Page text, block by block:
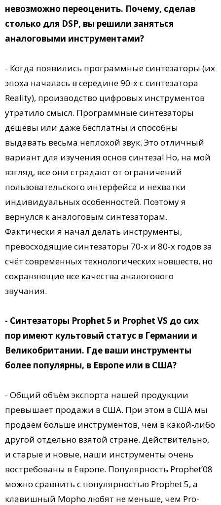
невозможно переоценить. Почему, сделав
столько для DSP, вы решили заняться
аналоговыми инструментами?
- Когда появились программные синтезаторы (их
эпоха началась в середине 90-х с синтезатора
Reality), производство цифровых инструментов
утратило смысл. Программные синтезаторы
дёшевы или даже бесплатны и способны
выдавать весьма неплохой звук. Это отличный
вариант для изучения основ синтеза! Но, на мой
взгляд, все они страдают от ограничений
пользовательского интерфейса и нехватки
индивидуальных особенностей. Поэтому я
вернулся к аналоговым синтезаторам.
Фактически я начал делать инструменты,
превосходящие синтезаторы 70-х и 80-х годов за
счёт современных технологических новшеств, но
сохраняющие все качества аналогового
звучания.
- Синтезаторы Prophet 5 и Prophet VS до сих
пор имеют культовый статус в Германии и
Великобритании. Где ваши инструменты
более популярны, в Европе или в США?
- Общий объём экспорта нашей продукции
превышает продажи в США. При этом в США мы
продаём больше инструментов, чем в какой-либо
другой отдельно взятой стране. Действительно,
и старые и новые, наши инструменты очень
востребованы в Европе. Популярность Prophet’08
можно сравнить с популярностью Prophet 5, а
клавишный Mopho любят не меньше, чем Pro-